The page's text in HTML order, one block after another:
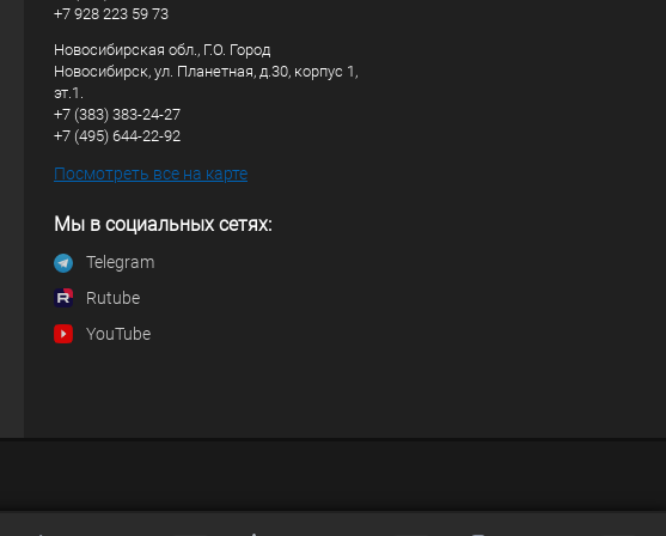
+7 928 223 59 73
Новосибирская обл., Г.О. Город
Новосибирск, ул. Планетная, д.30, корпус 1,
эт.1.
+7 (383) 383-24-27
+7 (495) 644-22-92
Посмотреть все на карте
Мы в социальных сетях:
Telegram
Rutube
YouTube